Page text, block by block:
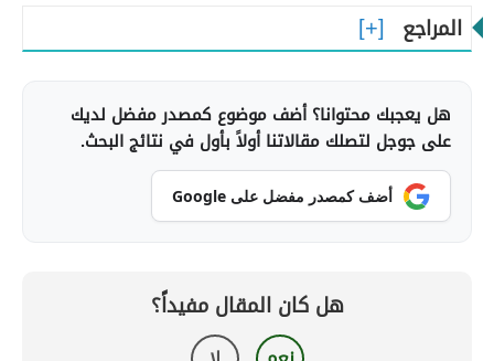
المراجع
هل يعجبك محتوانا؟ أضف موضوع كمصدر مفضل لديك
على جوجل لتصلك مقالاتنا أولاً بأول في نتائج البحث.
أضف كمصدر مفضل على Google
هل كان المقال مفيداً؟